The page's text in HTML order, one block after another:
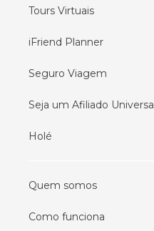
Tours Virtuais
iFriend Planner
Seguro Viagem
Seja um Afiliado Universal
Holé
Quem somos
Como funciona